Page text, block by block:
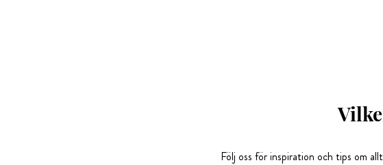
Följ oss för inspiration och tips om